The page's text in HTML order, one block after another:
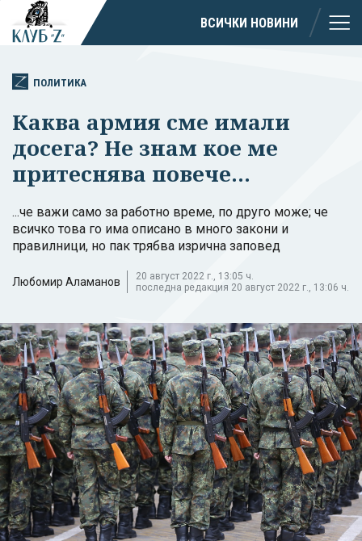
ВСИЧКИ НОВИНИ
ПОЛИТИКА
Каква армия сме имали
досега? Не знам кое ме
притеснява повече...
...че важи само за работно време, по друго може; че
всичко това го има описано в много закони и
правилници, но пак трябва изрична заповед
Любомир Аламанов
20 август 2022 г., 13:05 ч.
последна редакция 20 август 2022 г., 13:06 ч.